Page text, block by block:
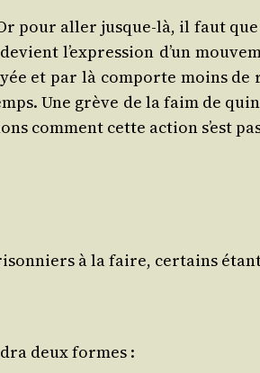
pour aller jusque‑là, il faut
l’expression d’un
et par là com­porte moins de
Une grève de la faim de
com­ment cette action s’est
à la faire, cer­tains
deux formes :